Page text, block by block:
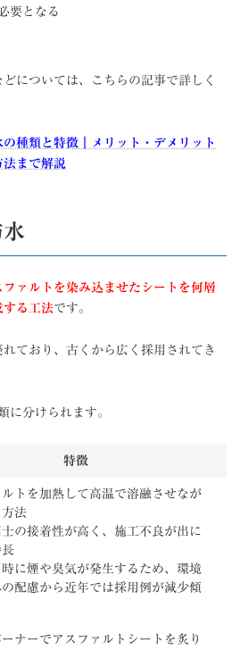
要となる
については、こちらの記事で詳しく
の種類と特徴｜メリット・デメリット
法まで解説
ファルトを染み込ませたシートを何層
する工法です。
ており、古くから広く採用されてき
に分けられます。
特徴
ルトを加熱して高温で溶融させなが
法
士の接着性が高く、施工不良が出に
時に煙や臭気が発生するため、環境
配慮から近年では採用例が減少傾
ーナーでアスファルトシートを炙り